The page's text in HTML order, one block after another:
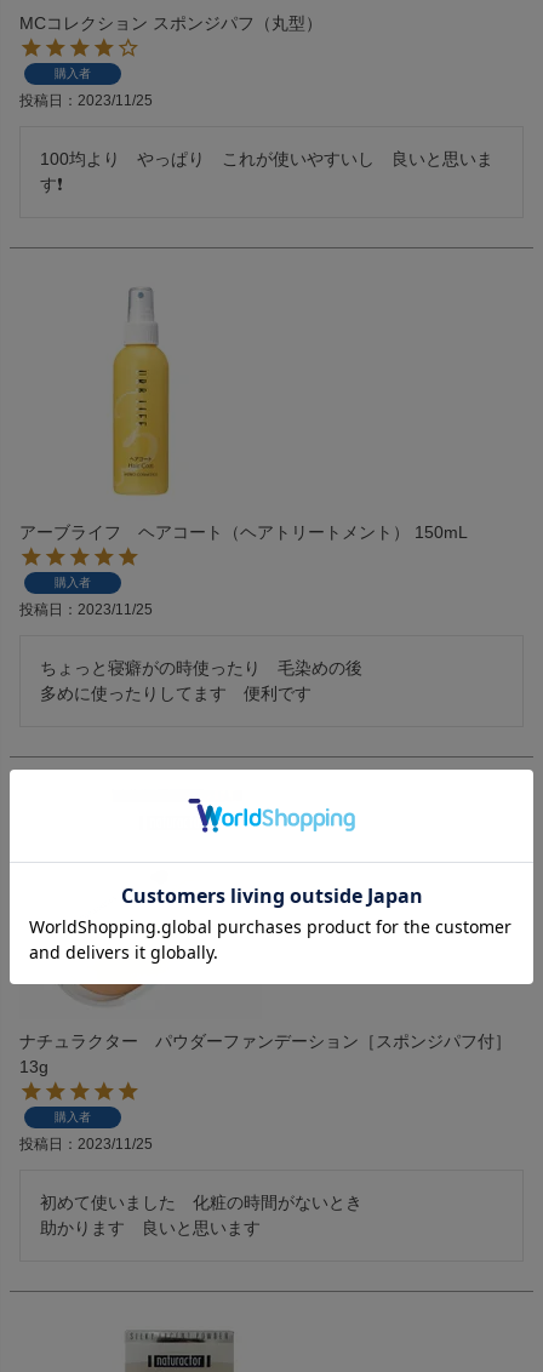
MCコレクション スポンジパフ（丸型）
購入者
投稿日 2023/11/25
100均より　やっぱり　これが使いやすいし　良いと思いま
す❗
アーブライフ ヘアコート（ヘアトリートメント） 150mL
購入者
投稿日 2023/11/25
ちょっと寝癖がの時使ったり　毛染めの後
多めに使ったりしてます　便利です
ナチュラクター パウダーファンデーション［スポンジパフ付］
13g
購入者
投稿日 2023/11/25
初めて使いました　化粧の時間がないとき
助かります　良いと思います